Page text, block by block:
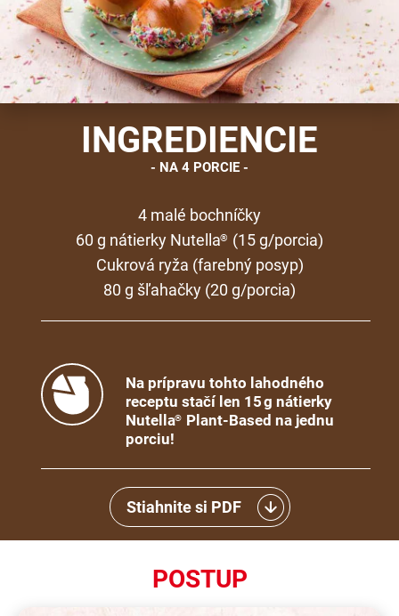
INGREDIENCIE
NA 4 PORCIE
4 malé bochníčky
60 g nátierky Nutella® (15 g/porcia)
Cukrová ryža (farebný posyp)
80 g šľahačky (20 g/porcia)
Na prípravu tohto lahodného
receptu stačí len 15 g nátierky
Nutella® Plant-Based na jednu
porciu!
Stiahnite si PDF
POSTUP